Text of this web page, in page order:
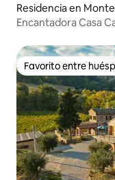
Residencia en
Encantadora Casa
Favorito entre
Favorito entre